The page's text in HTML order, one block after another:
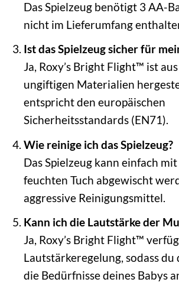
Das Spielzeug benötigt 3 AA-
nicht im Lieferumfang
Ist das Spielzeug sicher für
Ja, Roxy’s Bright Flight™ ist
ungiftigen Materialien
entspricht den europäischen
Sicherheitsstandards (EN71).
Wie reinige ich das Spielzeug?
Das Spielzeug kann einfach
feuchten Tuch abgewischt
aggressive Reinigungsmittel.
Kann ich die Lautstärke der
Ja, Roxy’s Bright Flight™
Lautstärkeregelung, sodass du
die Bedürfnisse deines Babys